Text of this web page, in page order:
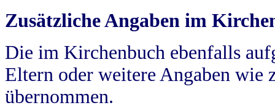
Zusätzliche Angaben im
Die im Kirchenbuch ebenfalls
Eltern oder weitere Angaben wie
übernommen.